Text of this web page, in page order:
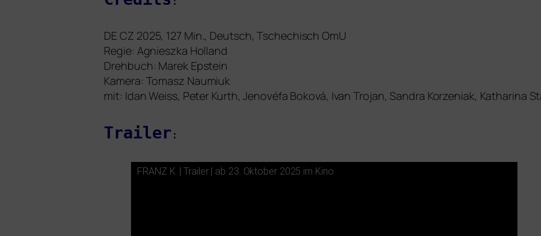
DE CZ 2025, 127 Min., Deutsch, Tschechisch OmU
Regie: Agnieszka Holland
Drehbuch: Marek Epstein
Kamera: Tomasz Naumiuk
mit: Idan Weiss, Peter Kurth, Jenovéfa Boková, Ivan Trojan, Sandra Korzeniak, Katharina
Trailer :
FRANZ K. | Trailer | ab 23. Oktober 2025 im Kino